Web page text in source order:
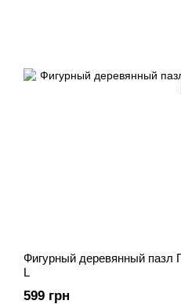
Фигурный деревянный пазл
L
599 грн